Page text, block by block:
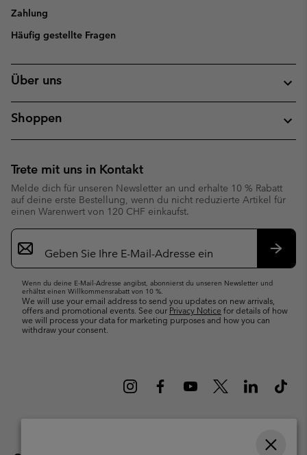
Zahlung
Häufig gestellte Fragen
Über uns
Shoppen
Trete mit uns in Kontakt
Melde dich für unseren Newsletter an und erhalte 10 % Rabatt
auf deine erste Bestellung, wenn du nicht reduzierte Artikel für
einen Warenwert von 120 CHF einkaufst.
Newsletter-
Anmeldung
Wenn du deine E-Mail-Adresse angibst, abonnierst du unseren Newsletter und
erhältst einen Willkommensrabatt von 10 %.
We will use your email address to send you updates on new arrivals,
offers and promotional events. See our Privacy Notice for details of how
we will process your data for marketing purposes and how you can
withdraw your consent.